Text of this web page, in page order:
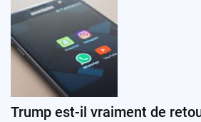
Trump est-il vraiment de